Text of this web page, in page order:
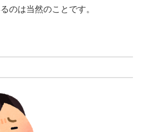
のは当然のことです。